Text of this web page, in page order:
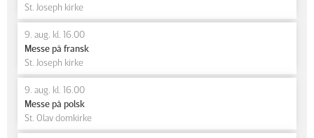
St. Joseph kirke
9. aug. kl. 16.00
Messe på fransk
St. Joseph kirke
9. aug. kl. 16.00
Messe på polsk
St. Olav domkirke